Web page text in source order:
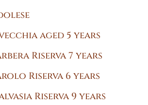
aged 5 years
Riserva 7 years
Riserva 6 years
Riserva 9 years